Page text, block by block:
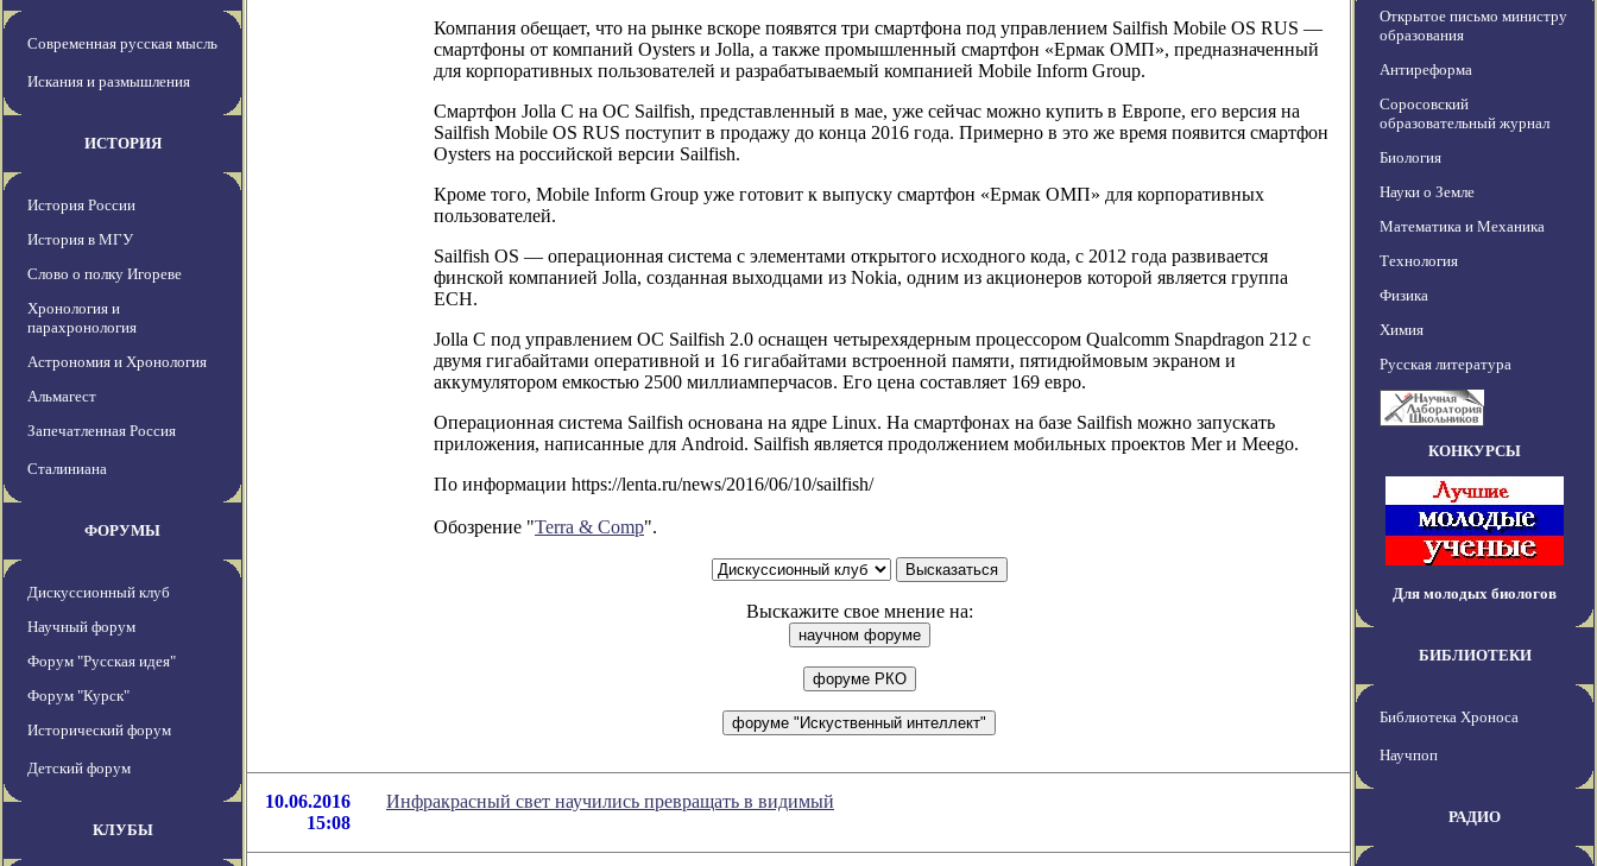
Современная русская мысль
Искания и размышления
ИСТОРИЯ
История России
История в МГУ
Слово о полку Игореве
Хронология и
парахронология
Астрономия и Хронология
Альмагест
Запечатленная Россия
Сталиниана
ФОРУМЫ
Дискуссионный клуб
Научный форум
Форум "Русская идея"
Форум "Курск"
Исторический форум
Детский форум
КЛУБЫ
Компания обещает, что на рынке вскоре появятся три смартфона под управлением Sailfish Mobile OS RUS —
смартфоны от компаний Oysters и Jolla, а также промышленный смартфон «Ермак ОМП», предназначенный
для корпоративных пользователей и разрабатываемый компанией Mobile Inform Group.
Смартфон Jolla C на ОС Sailfish, представленный в мае, уже сейчас можно купить в Европе, его версия на
Sailfish Mobile OS RUS поступит в продажу до конца 2016 года. Примерно в это же время появится смартфон
Oysters на российской версии Sailfish.
Кроме того, Mobile Inform Group уже готовит к выпуску смартфон «Ермак ОМП» для корпоративных
пользователей.
Sailfish OS — операционная система с элементами открытого исходного кода, с 2012 года развивается
финской компанией Jolla, созданная выходцами из Nokia, одним из акционеров которой является группа
ЕСН.
Jolla С под управлением ОС Sailfish 2.0 оснащен четырехядерным процессором Qualcomm Snapdragon 212 с
двумя гигабайтами оперативной и 16 гигабайтами встроенной памяти, пятидюймовым экраном и
аккумулятором емкостью 2500 миллиамперчасов. Его цена составляет 169 евро.
Операционная система Sailfish основана на ядре Linux. На смартфонах на базе Sailfish можно запускать
приложения, написанные для Android. Sailfish является продолжением мобильных проектов Mer и Meego.
По информации https://lenta.ru/news/2016/06/10/sailfish/
Обозрение "Terra & Comp".
Выскажите свое мнение на:
10.06.2016
15:08
Инфракрасный свет научились превращать в видимый
Открытое письмо министру
образования
Антиреформа
Соросовский
образовательный журнал
Биология
Науки о Земле
Математика и Механика
Технология
Физика
Химия
Русская литература
КОНКУРСЫ
Для молодых биологов
БИБЛИОТЕКИ
Библиотека Хроноса
Научпоп
РАДИО